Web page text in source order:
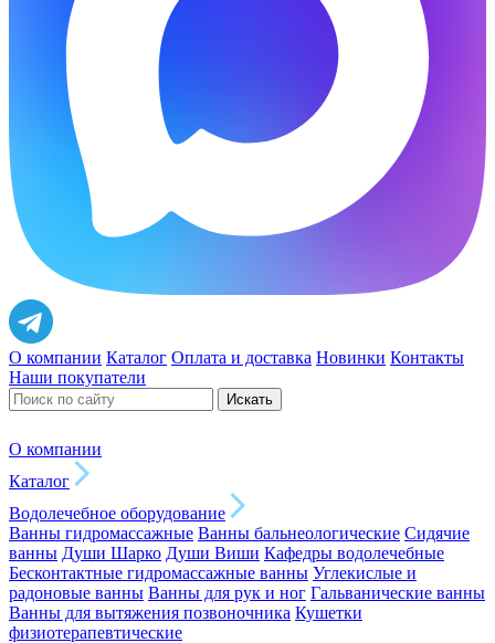
О компании Каталог Оплата и доставка Новинки Контакты
Наши покупатели
Искать
О компании
Каталог
Водолечебное оборудование
Ванны гидромассажные Ванны бальнеологические Сидячие
ванны Души Шарко Души Виши Кафедры водолечебные
Бесконтактные гидромассажные ванны Углекислые и
радоновые ванны Ванны для рук и ног Гальванические ванны
Ванны для вытяжения позвоночника Кушетки
физиотерапевтические